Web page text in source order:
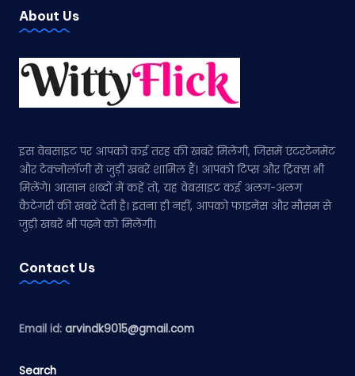
About Us
इस वेबसाइट पर आपको कई तरह की खबरें मिलेंगी, जिसमें एंटरटेनमेंट
और टेक्नोलॉजी से जुड़ी खबरें शामिल हैं। आपको टिप्स और ट्रिक्स भी
मिलेंगे। आसान शब्दों में कहें तो, यह वेबसाइट कई अलग-अलग
कैटेगरी की खबरें देती है। इतना ही नहीं, आपको फाइनेंस और मौसम से
जुड़ी खबरें भी पढ़ने को मिलेंगी।
Contact Us
Email id: arvindk9015@gmail.com
Search